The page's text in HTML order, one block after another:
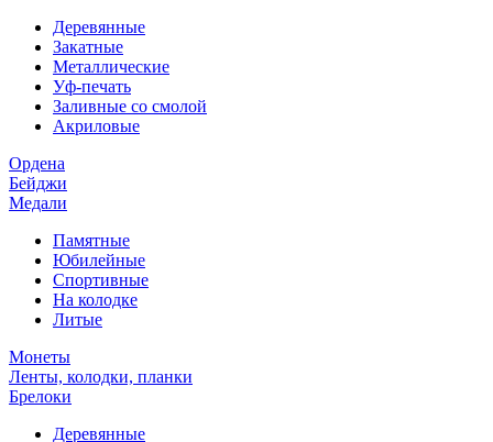
Деревянные
Закатные
Металлические
Уф-печать
Заливные со смолой
Акриловые
Ордена
Бейджи
Медали
Памятные
Юбилейные
Спортивные
На колодке
Литые
Монеты
Ленты, колодки, планки
Брелоки
Деревянные